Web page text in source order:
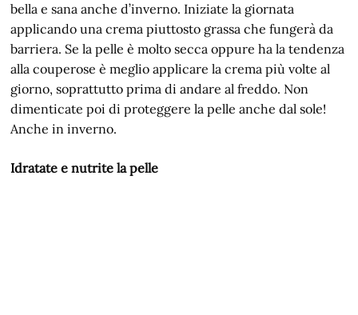
bella e sana anche d’inverno. Iniziate la giornata
applicando una crema piuttosto grassa che fungerà da
barriera. Se la pelle è molto secca oppure ha la tendenza
alla couperose è meglio applicare la crema più volte al
giorno, soprattutto prima di andare al freddo. Non
dimenticate poi di proteggere la pelle anche dal sole!
Anche in inverno.
Idratate e nutrite la pelle